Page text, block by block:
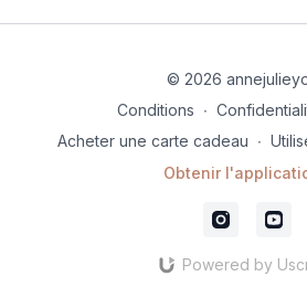
© 2026
Conditions ∙
Acheter une carte cadeau ∙
Obtenir
Powered by